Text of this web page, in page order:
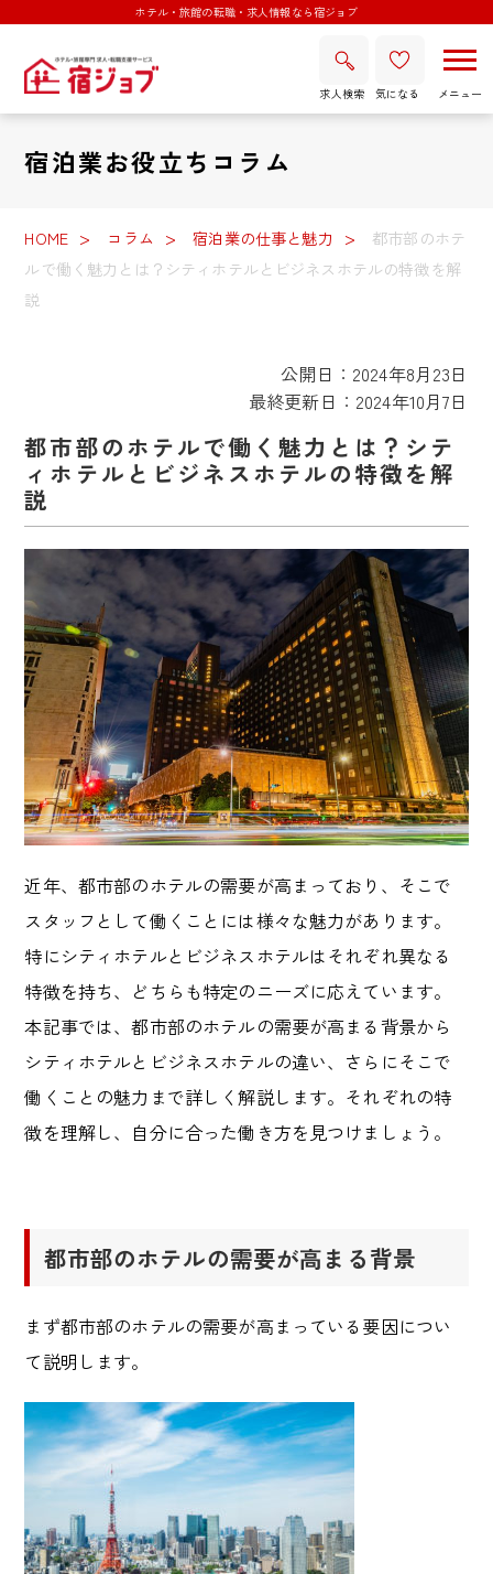
ホテル・旅館の転職・求人情報なら宿ジョブ
求人検索 気になる
宿泊業お役立ちコラム
HOME コラム 宿泊業の仕事と魅力
都市部のホテ
ルで働く魅力とは？シティホテルとビジネスホテルの特徴を解
説
公開日：2024年8月23日
最終更新日：2024年10月7日
都市部のホテルで働く魅力とは？シテ
ィホテルとビジネスホテルの特徴を解
説
近年、都市部のホテルの需要が高まっており、そこで
スタッフとして働くことには様々な魅力があります。
特にシティホテルとビジネスホテルはそれぞれ異なる
特徴を持ち、どちらも特定のニーズに応えています。
本記事では、都市部のホテルの需要が高まる背景から
シティホテルとビジネスホテルの違い、さらにそこで
働くことの魅力まで詳しく解説します。それぞれの特
徴を理解し、自分に合った働き方を見つけましょう。
都市部のホテルの需要が高まる背景
まず都市部のホテルの需要が高まっている要因につい
て説明します。